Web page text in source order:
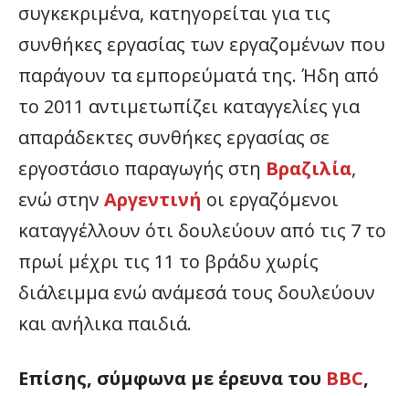
συγκεκριμένα, κατηγορείται για τις
συνθήκες εργασίας των εργαζομένων που
παράγουν τα εμπορεύματά της. Ήδη από
το 2011 αντιμετωπίζει καταγγελίες για
απαράδεκτες συνθήκες εργασίας σε
εργοστάσιο παραγωγής στη Βραζιλία,
ενώ στην Αργεντινή οι εργαζόμενοι
καταγγέλλουν ότι δουλεύουν από τις 7 το
πρωί μέχρι τις 11 το βράδυ χωρίς
διάλειμμα ενώ ανάμεσά τους δουλεύουν
και ανήλικα παιδιά.
Επίσης, σύμφωνα με έρευνα του BBC,